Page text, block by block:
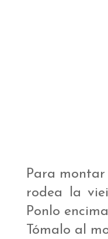
Para
rodea la
Ponlo
Tómalo al